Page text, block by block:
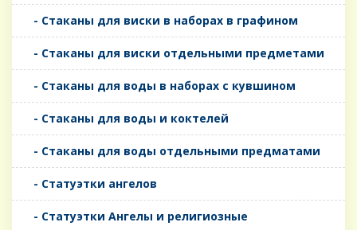
- Стаканы для виски в наборах в графином
- Стаканы для виски отдельными предметами
- Стаканы для воды в наборах с кувшином
- Стаканы для воды и коктелей
- Стаканы для воды отдельными предматами
- Статуэтки ангелов
- Статуэтки Ангелы и религиозные